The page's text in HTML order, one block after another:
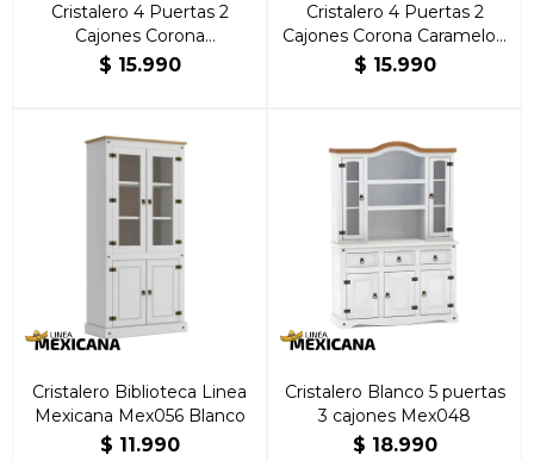
Cristalero 4 Puertas 2
Cajones Corona
Blanco/Caramelo | Brillante
$ 15.990
Cristalero 4 Puertas 2
Cajones Corona Caramelo |
Brillante Hogar
$ 15.990
Cristalero Biblioteca Linea
Mexicana Mex056 Blanco
$ 11.990
Cristalero Blanco 5 puertas
3 cajones Mex048
$ 18.990